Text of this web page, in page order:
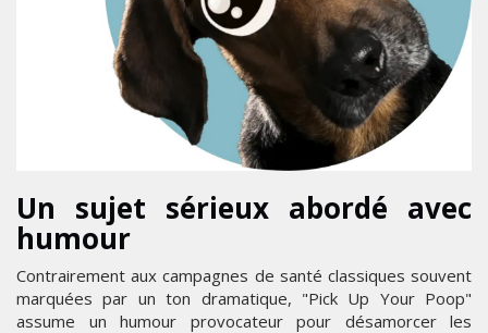
Un sujet sérieux abordé avec
humour
Contrairement aux campagnes de santé classiques souvent
marquées par un ton dramatique, "Pick Up Your Poop"
assume un humour provocateur pour désamorcer les